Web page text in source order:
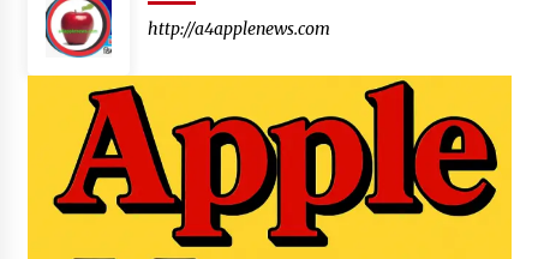
http://a4applenews.com